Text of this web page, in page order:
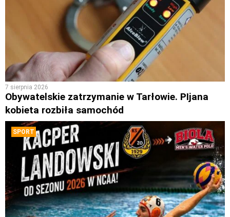
7 sierpnia 2026
Obywatelskie zatrzymanie w Tarłowie. PIjana
kobieta rozbiła samochód
SPORT